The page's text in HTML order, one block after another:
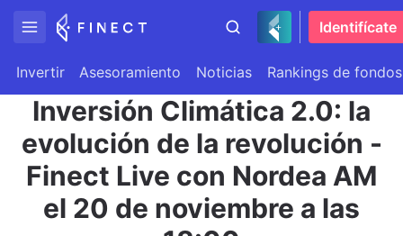
Identifícate
Invertir Asesoramiento Noticias Rankings de fondos
Inversión Climática 2.0: la
evolución de la revolución -
Finect Live con Nordea AM
el 20 de noviembre a las